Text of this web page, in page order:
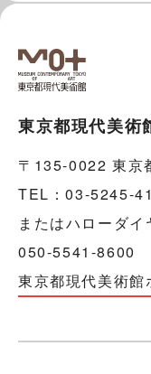
東京都現代美術
〒135-0022 東京
TEL：03-5245-
またはハローダ
050-5541-8600
東京都現代美術館